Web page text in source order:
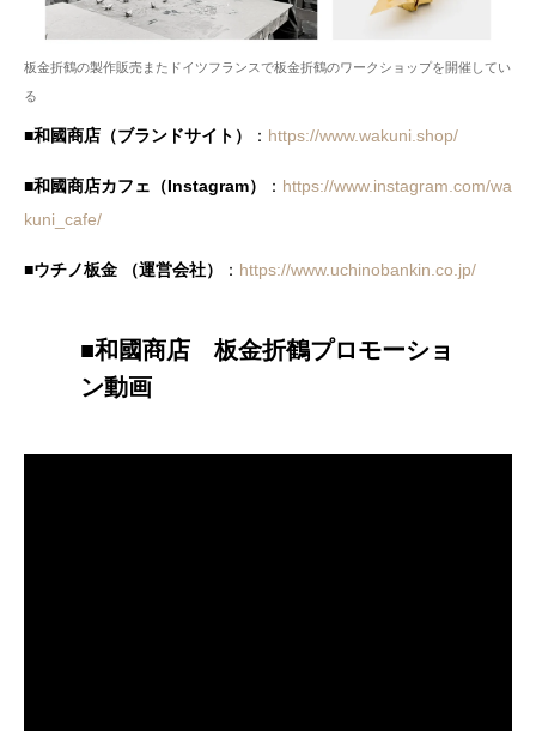
板金折鶴の製作販売またドイツフランスで板金折鶴のワークショップを開催してい
る
■和國商店（ブランドサイト） ： https://www.wakuni.shop/
■和國商店カフェ（Instagram） ： https://www.instagram.com/wa
kuni_cafe/
■ウチノ板金 （運営会社） ： https://www.uchinobankin.co.jp/
■和國商店 板金折鶴プロモーショ
ン動画